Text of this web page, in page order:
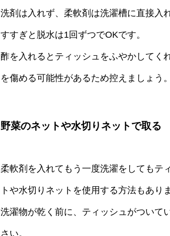
洗剤は入れず、柔軟剤は洗濯槽に直接入
すすぎと脱水は1回ずつでOKです。
酢を入れるとティッシュをふやかしてく
を傷める可能性があるため控えましょう。
野菜のネットや水切りネットで取る
柔軟剤を入れてもう一度洗濯をしてもテ
トや水切りネットを使用する方法もあり
洗濯物が乾く前に、ティッシュがついて
さい。